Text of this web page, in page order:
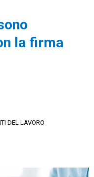
la firma
DEL LAVORO